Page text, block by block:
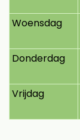
Woensdag
Donderdag
Vrijdag